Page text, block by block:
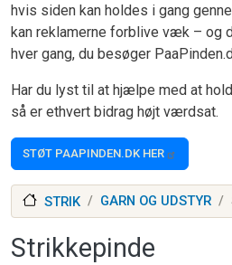
hvis siden kan holdes i gang
kan reklamerne forblive væk – og
hver gang, du besøger
Har du lyst til at hjælpe med at
så er ethvert bidrag højt værdsat.
STØT PAAPINDEN.DK HER
STRIK GARN OG UDSTYR
Strikkepinde